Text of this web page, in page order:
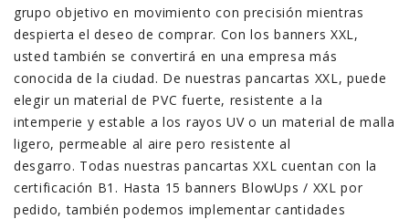
grupo objetivo en movimiento con precisión mientras
despierta el deseo de comprar. Con los banners XXL,
usted también se convertirá en una empresa más
conocida de la ciudad. De nuestras pancartas XXL, puede
elegir un material de PVC fuerte, resistente a la
intemperie y estable a los rayos UV o un material de malla
ligero, permeable al aire pero resistente al
desgarro. Todas nuestras pancartas XXL cuentan con la
certificación B1. Hasta 15 banners BlowUps / XXL por
pedido, también podemos implementar cantidades